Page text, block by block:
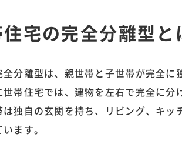
宅の完全分離型と
分離型は、親世帯と子世帯が完全に
世帯住宅では、建物を左右で完全に
独自の玄関を持ち、リビング、キッ
ます。